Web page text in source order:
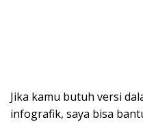
Jika kamu butuh versi
infografik, saya bisa